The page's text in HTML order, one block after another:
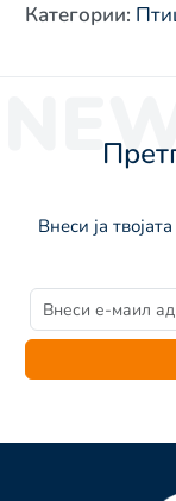
Категории:
Внеси ја